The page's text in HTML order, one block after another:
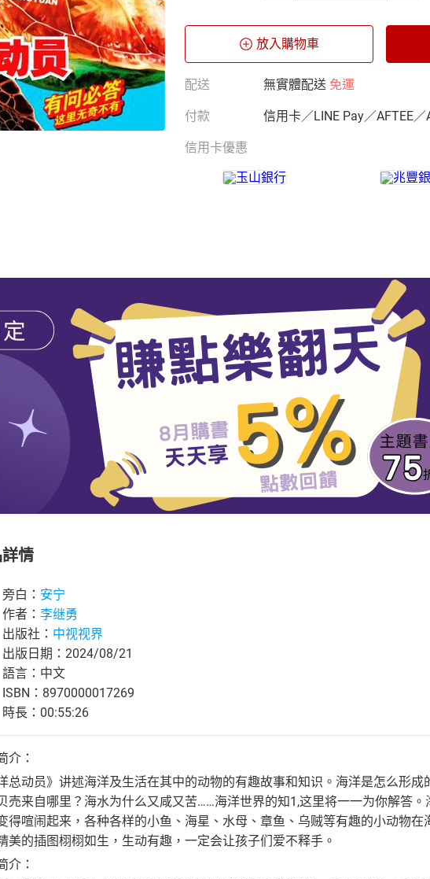
放入購物車
配送 無實體配送 免運
付款 信用卡／LINE Pay／AFTEE／
信用卡優惠
情
旁白： 安宁
作者： 李继勇
出版社： 中视视界
出版日期：2024/08/21
語言：中文
ISBN：8970000017269
時長：00:55:26
介：
总动员》讲述海洋及生活在其中的动物的有趣故事和知识。海洋是怎么形
売来自哪里？海水为什么又咸又苦……海洋世界的知1,这里将一一为你解答
得喧闹起来，各种各样的小鱼、海星、水母、章鱼、乌贼等有趣的小动物
美的插图栩栩如生，生动有趣，一定会让孩子们爱不释手。
介：